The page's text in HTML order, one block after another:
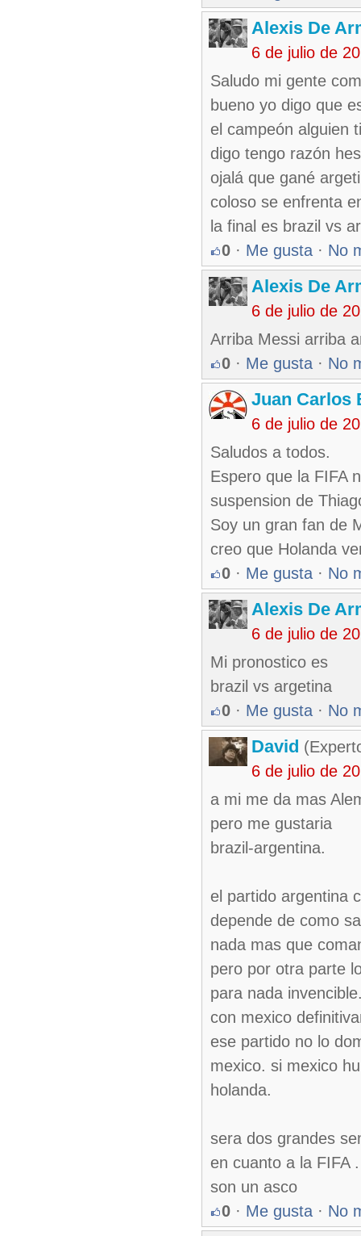
Alexis De
6 de julio de
Saludo mi gente
bueno yo digo que
el campeón alguien
digo tengo razón
ojalá que gané
coloso se enfrenta
la final es brazil vs
0 · Me gusta · No
Alexis De
6 de julio de
Arriba Messi arriba
0 · Me gusta · No
Juan Carlos
6 de julio de
Saludos a todos.
Espero que la FIFA
suspension de
Soy un gran fan de
creo que Holanda
0 · Me gusta · No
Alexis De
6 de julio de
Mi pronostico es
brazil vs argetina
0 · Me gusta · No
David
6 de julio de
a mi me da mas
pero me gustaria
brazil-argentina.
el partido argentina
depende de como
nada mas que
pero por otra parte
para nada
con mexico
ese partido no lo
mexico. si mexico
holanda.
sera dos grandes
en cuanto a la FIFA .
son un asco
0 · Me gusta · No